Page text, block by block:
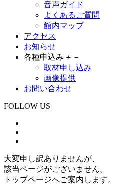
音声ガイド
よくあるご質問
館内マップ
アクセス
お知らせ
各種申込み ＋ －
取材申し込み
画像提供
お問い合わせ
FOLLOW US
大変申し訳ありませんが、
該当ページがございません。
トップページへご案内します。